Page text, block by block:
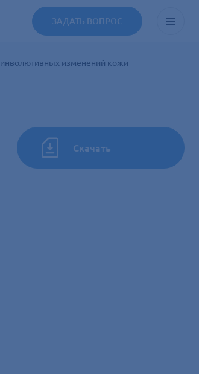
ЗАДАТЬ ВОПРОС
инволютивных изменений кожи
Скачать